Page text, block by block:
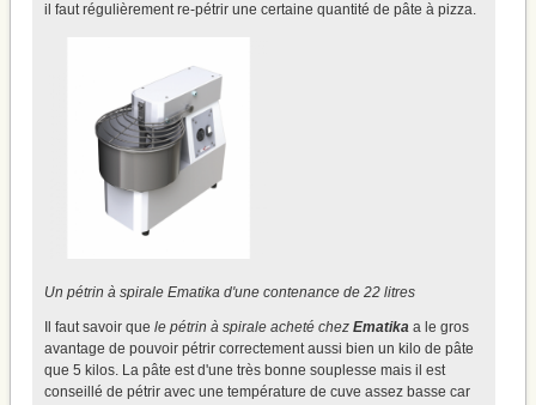
il faut régulièrement re-pétrir une certaine quantité de pâte à pizza.
Un pétrin à spirale Ematika d'une contenance de 22 litres
Il faut savoir que le pétrin à spirale acheté chez Ematika a le gros
avantage de pouvoir pétrir correctement aussi bien un kilo de pâte
que 5 kilos. La pâte est d'une très bonne souplesse mais il est
conseillé de pétrir avec une température de cuve assez basse car